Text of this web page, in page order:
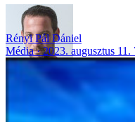
Rényi Pál Dániel
Média
2023. augusztus 11.